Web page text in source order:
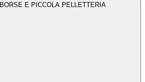
BORSE E PICCOLA PELLETTERIA